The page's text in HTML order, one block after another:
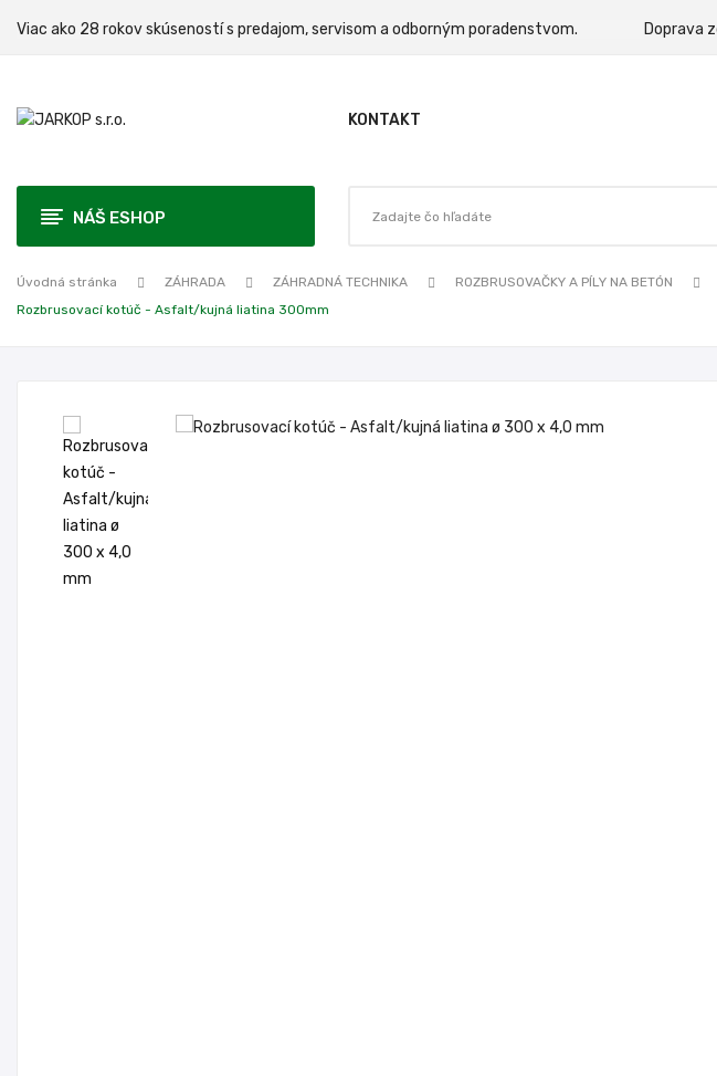
Viac ako 28 rokov skúseností s predajom, servisom a odborným poradenstvom.
Doprava
KONTAKT
NÁŠ ESHOP
Úvodná stránka ZÁHRADA ZÁHRADNÁ TECHNIKA ROZBRUSOVAČKY A PÍLY NA BETÓN
Rozbrusovací kotúč - Asfalt/kujná liatina 300mm